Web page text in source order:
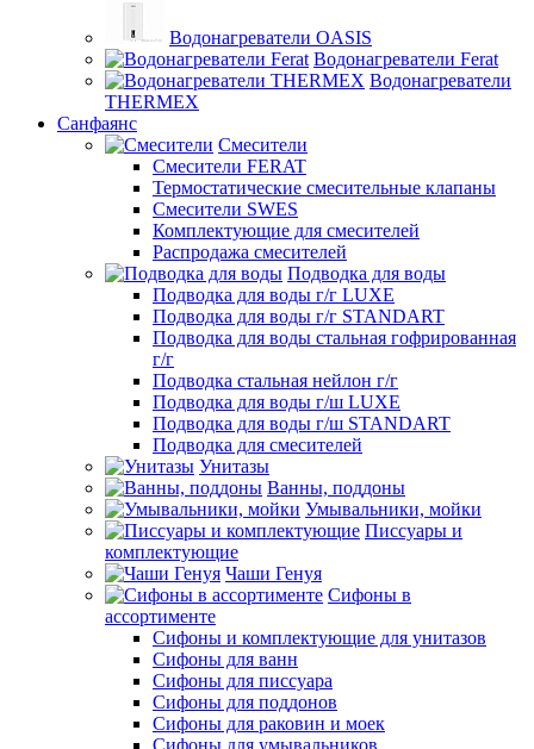
Водонагреватели OASIS
Водонагреватели Ferat
Водонагреватели
THERMEX
Санфаянс
Смесители
Смесители FERAT
Термостатические смесительные клапаны
Смесители SWES
Комплектующие для смесителей
Распродажа смесителей
Подводка для воды
Подводка для воды г/г LUXE
Подводка для воды г/г STANDART
Подводка для воды стальная гофрированная
г/г
Подводка стальная нейлон г/г
Подводка для воды г/ш LUXE
Подводка для воды г/ш STANDART
Подводка для смесителей
Унитазы
Ванны, поддоны
Умывальники, мойки
Писсуары и
комплектующие
Чаши Генуя
Сифоны в
ассортименте
Сифоны и комплектующие для унитазов
Сифоны для ванн
Сифоны для писсуара
Сифоны для поддонов
Сифоны для раковин и моек
Сифоны для умывальников